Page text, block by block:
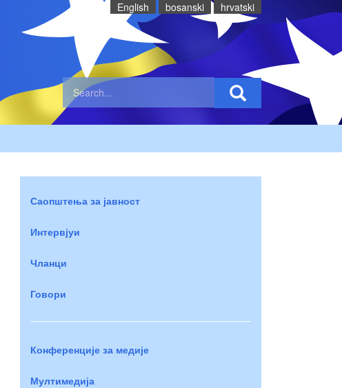
English bosanski hrvatski
Саопштења за јавност
Интервјуи
Чланци
Говори
Конференције за медије
Мултимедија